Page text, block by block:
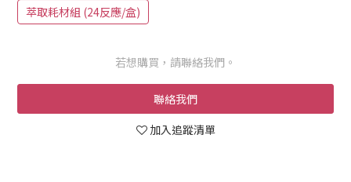
萃取耗材組 (24反應/盒)
若想購買，請聯絡我們。
聯絡我們
加入追蹤清單